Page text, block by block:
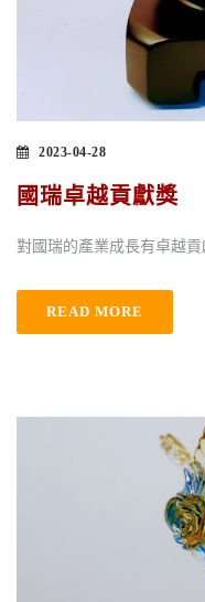
2023-04-28
國瑞卓越貢獻獎
對國瑞的產業成長有卓越
READ MORE